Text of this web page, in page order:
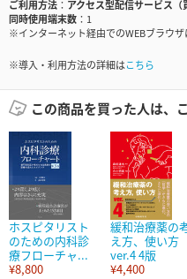
ご利用方法
アクセス型配信サービス（
同時使用端末数
1
※インターネット経由でのWEBブラウザ
※導入・利用方法の詳細はこちら
この商品を買った人は、
ホスピタリスト
のための内科診
療フローチャ...
¥8,800
緩和治療薬の
え方、使い方
ver.4 4版
¥4,400